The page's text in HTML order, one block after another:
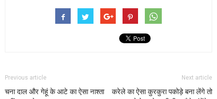
Previous article
चना दाल और गेहूं के आटे का ऐसा नाश्ता
Next article
करेले का ऐसा कुरकुरा पकोड़े बना लेंगे तो